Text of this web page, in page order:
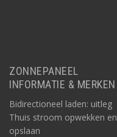
ZONNEPANEEL
INFORMATIE & MERKEN
Bidirectioneel laden: uitleg
Thuis stroom opwekken en
opslaan